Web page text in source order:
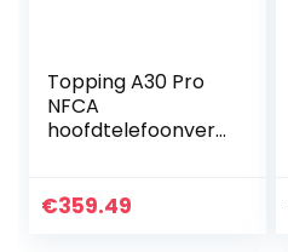
Topping A30 Pro
NFCA
hoofdtelefoonvers
ingang XLR 4,4 mm
€359.49